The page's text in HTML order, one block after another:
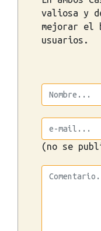
valiosa y
mejorar el
usuarios.
(no se